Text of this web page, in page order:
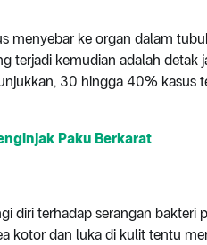
menyebar ke organ dalam
terjadi kemudian adalah detak
30 hingga 40% kasus
Paku Berkarat
diri terhadap serangan bakteri
kotor dan luka di kulit tentu